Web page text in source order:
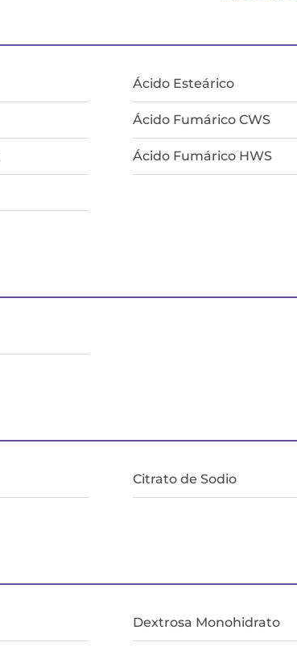
Ácido Esteárico
Ácido Fumárico CWS
Ácido Fumárico HWS
Citrato de Sodio
Dextrosa Monohidrato